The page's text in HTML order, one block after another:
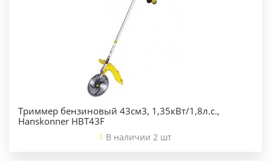
Триммер бензиновый 43см3, 1,35кВт/1,8л.с.,
Hanskonner HBT43F
В наличии 2 шт